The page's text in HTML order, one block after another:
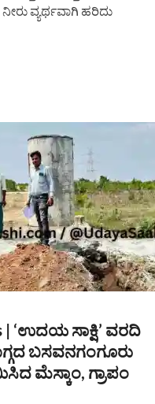
ವ್ಯರ್ಥವಾಗಿ ಹರಿದು
| ‘ಉದಯ ಸಾಕ್ಷಿ’ ವರದಿ
ಬಸವನಗಂಗೂರು
ಮೆಸ್ಕಾಂ, ಗ್ರಾಪಂ